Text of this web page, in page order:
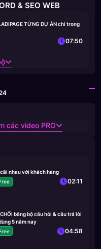
& SEO WEB
TỪNG DỰ ÁN chỉ trong
07:50
các video PRO
nhau với khách hàng
02:11
bằng bộ câu hỏi & câu trả lời
5 năm nay
04:58